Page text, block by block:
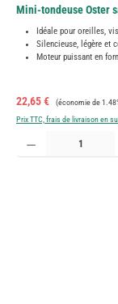
Mini-tondeuse Oster
Idéale pour oreilles,
Silencieuse, légère et
Moteur puissant en
Prix de vente :
22,65 € Prix régulier :
(économie de
Prix TTC, frais de livraison en
Quantité de produit :